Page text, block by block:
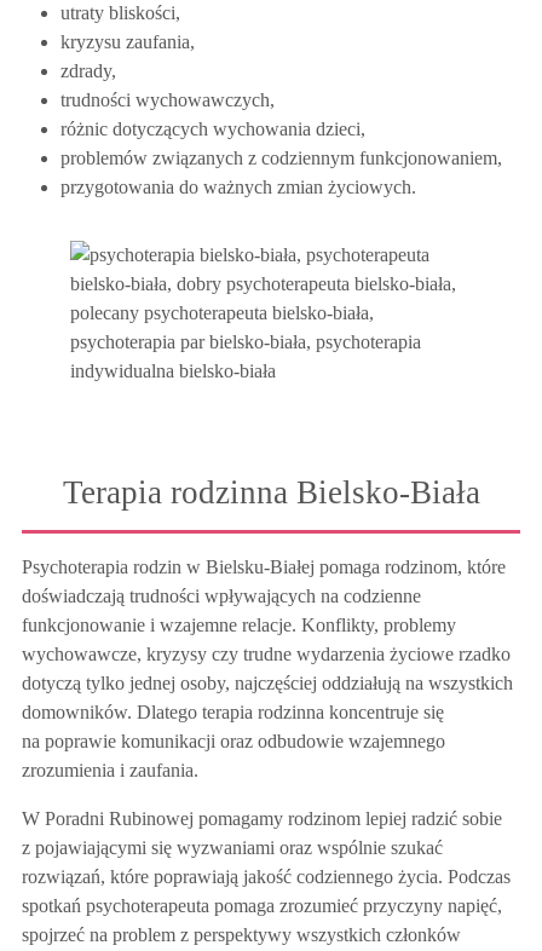
utraty bliskości,
kryzysu zaufania,
zdrady,
trudności wychowawczych,
różnic dotyczących wychowania dzieci,
problemów związanych z codziennym funkcjonowaniem,
przygotowania do ważnych zmian życiowych.
Terapia rodzinna Bielsko-Biała
Psychoterapia rodzin w Bielsku-Białej pomaga rodzinom, które
doświadczają trudności wpływających na codzienne
funkcjonowanie i wzajemne relacje. Konflikty, problemy
wychowawcze, kryzysy czy trudne wydarzenia życiowe rzadko
dotyczą tylko jednej osoby, najczęściej oddziałują na wszystkich
domowników. Dlatego terapia rodzinna koncentruje się
na poprawie komunikacji oraz odbudowie wzajemnego
zrozumienia i zaufania.
W Poradni Rubinowej pomagamy rodzinom lepiej radzić sobie
z pojawiającymi się wyzwaniami oraz wspólnie szukać
rozwiązań, które poprawiają jakość codziennego życia. Podczas
spotkań psychoterapeuta pomaga zrozumieć przyczyny napięć,
spojrzeć na problem z perspektywy wszystkich członków